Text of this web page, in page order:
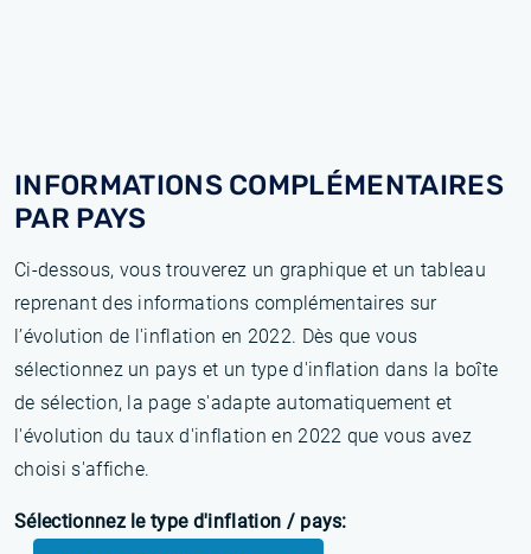
INFORMATIONS COMPLÉMENTAIRES
PAR PAYS
Ci-dessous, vous trouverez un graphique et un tableau
reprenant des informations complémentaires sur
l’évolution de l'inflation en 2022. Dès que vous
sélectionnez un pays et un type d'inflation dans la boîte
de sélection, la page s'adapte automatiquement et
l'évolution du taux d'inflation en 2022 que vous avez
choisi s'affiche.
Sélectionnez le type d'inflation / pays: